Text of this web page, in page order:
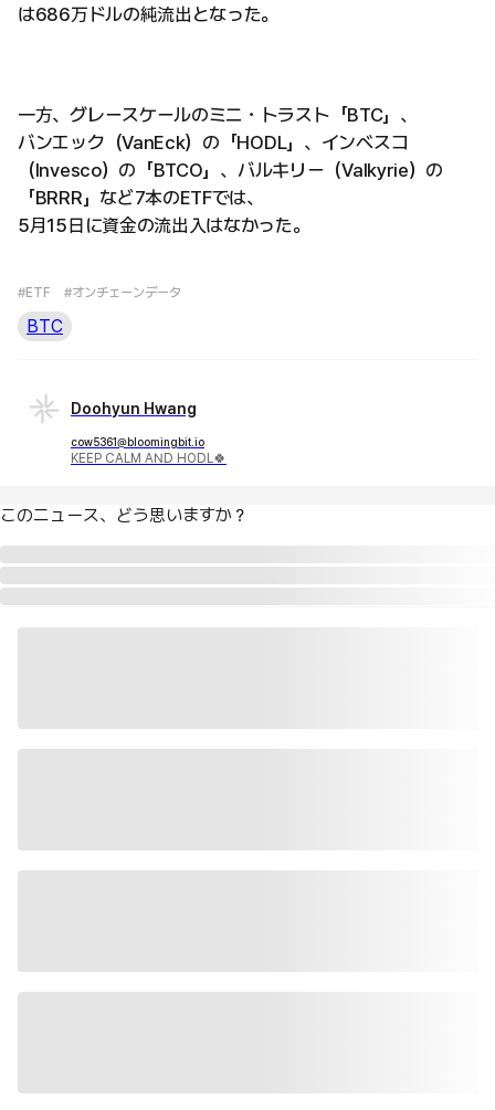
は686万ドルの純流出となった。
一方、グレースケールのミニ・トラスト「BTC」、
バンエック（VanEck）の「HODL」、インベスコ
（Invesco）の「BTCO」、バルキリー（Valkyrie）の
「BRRR」など7本のETFでは、
5月15日に資金の流出入はなかった。
#ETF #オンチェーンデータ
BTC
Doohyun Hwang
cow5361@bloomingbit.io
KEEP CALM AND HODL🍀
このニュース、どう思いますか？